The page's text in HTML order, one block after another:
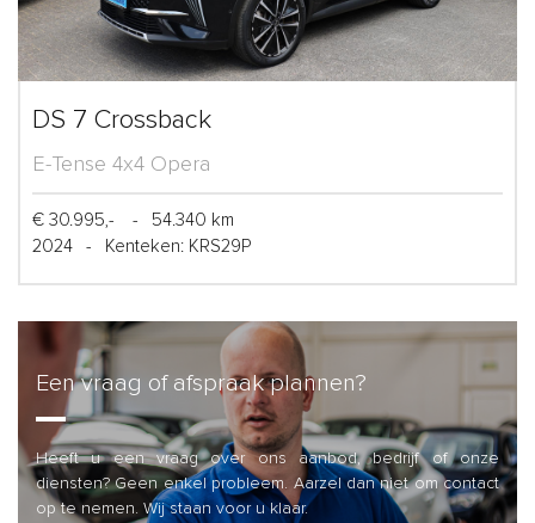
DS 7 Crossback
E-Tense 4x4 Opera
€ 30.995,- -
54.340 km
2024
- Kenteken: KRS29P
Een vraag of afspraak plannen?
Heeft u een vraag over ons aanbod, bedrijf of onze
diensten? Geen enkel probleem. Aarzel dan niet om contact
op te nemen. Wij staan voor u klaar.